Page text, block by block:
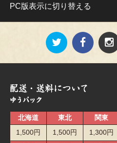
PC版表示に切り替える
北海道 東北 関東
1,500円
1,500円 1,300円